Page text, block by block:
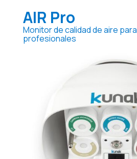
AIR Pro
Monitor de calidad de aire para
profesionales